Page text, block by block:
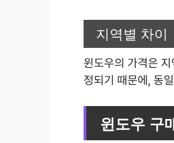
지역별 차이
윈도우의 가격은
정되기 때문에, 동
윈도우 구